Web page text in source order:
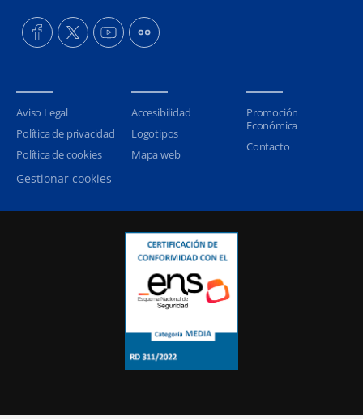
Aviso Legal
Política de privacidad
Política de cookies
Gestionar cookies
Accesibilidad
Logotipos
Mapa web
Promoción
Económica
Contacto